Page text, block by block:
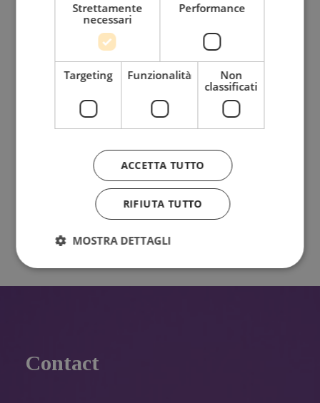
Iscriviti alla mia Newsletter
Bimensile
Riflessioni, provocazioni, bellezza da condividere insieme
Ho letto e accetto l'Informativa sul trattamento dei
Contact
Strettamente
necessari
Performance
Targeting Funzionalità
Non
classificati
ACCETTA TUTTO
RIFIUTA TUTTO
MOSTRA DETTAGLI